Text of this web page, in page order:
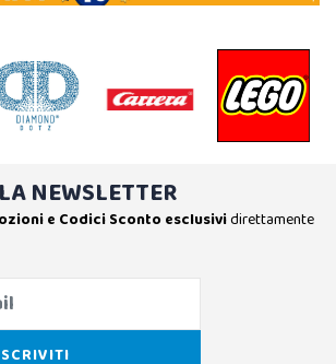
NEWSLETTER
e Codici Sconto esclusividirettamente